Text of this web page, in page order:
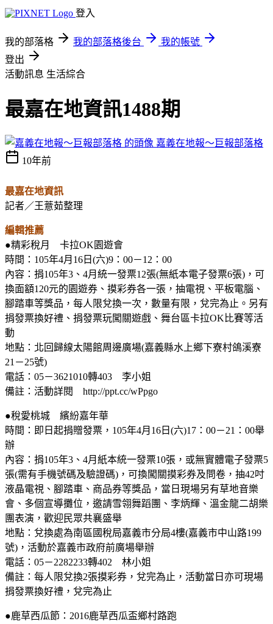
登入
我的部落格 我的部落格後台
我的帳號
登出
活動訊息 生活綜合
最嘉在地資訊1488期
嘉義在地報～巨報部落格
10年前
最嘉在地資訊
記者／王薏茹整理
編輯推薦
●精彩稅月 卡拉OK園遊會
時間：105年4月16日(六)9：00－12：00
內容：捐105年3、4月統一發票12張(無紙本電子發票6張)，可
換面額120元的園遊券、摸彩券各一張，抽電視、平板電腦、
腳踏車等獎品，每人限兌換一次，數量有限，兌完為止。另有
捐發票換好禮、捐發票玩闖關遊戲、舞台區卡拉OK比賽等活
動
地點：北回歸線太陽館周邊廣場(嘉義縣水上鄉下寮村鴿溪寮
21－25號)
電話：05－3621010轉403 李小姐
備註：活動詳閱 http://ppt.cc/wPpgo
●稅愛桃城 繽紛嘉年華
時間：即日起捐贈發票，105年4月16日(六)17：00－21：00舉
辦
內容：捐105年3、4月紙本統一發票10張，或無實體電子發票5
張(需有手機號碼及驗證碼)，可換闖關摸彩券及問卷，抽42吋
液晶電視、腳踏車、商品券等獎品，當日現場另有草地音樂
會、多個宣導攤位，邀請雪翎舞蹈團、李炳輝、溫金龍二胡樂
團表演，歡迎民眾共襄盛舉
地點：兌換處為南區國稅局嘉義市分局4樓(嘉義市中山路199
號)，活動於嘉義市政府前廣場舉辦
電話：05－2282233轉402 林小姐
備註：每人限兌換2張摸彩券，兌完為止，活動當日亦可現場
捐發票換好禮，兌完為止
●鹿草西瓜節：2016鹿草西瓜盃鄉村路跑